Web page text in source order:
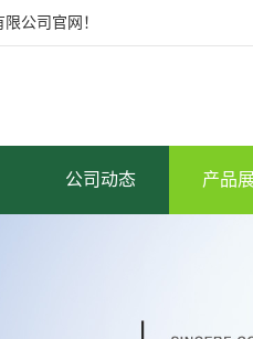
公司官网！
公司动态 产品